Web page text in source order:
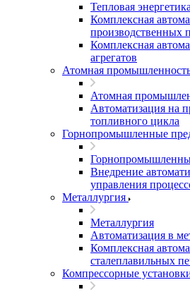
Тепловая энергетика
Комплексная
производственных
Комплексная
агрегатов
Атомная
Атомная
Автоматизация на
топливного цикла
Горнопромышленные
Внедрение
управления
Металлургия
Металлургия
Автоматизация в
Комплексная
сталеплавильных
Компрессорные